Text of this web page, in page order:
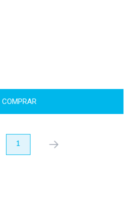
COMPRAR
1 próximo